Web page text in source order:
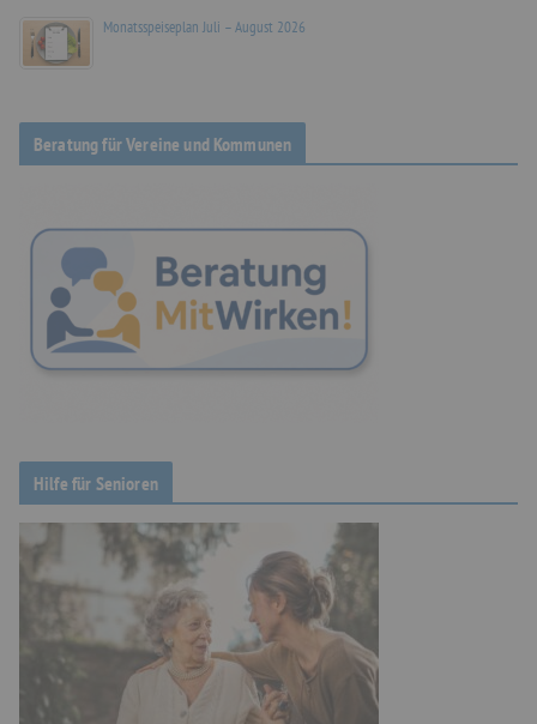
Monatsspeiseplan Juli – August 2026
Beratung für Vereine und Kommunen
Hilfe für Senioren